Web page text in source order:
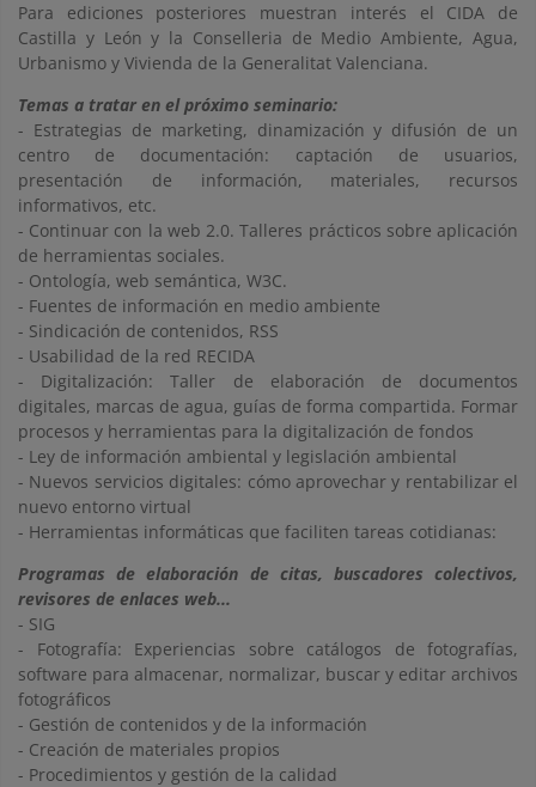
Para ediciones posteriores muestran interés el CIDA de
Castilla y León y la Conselleria de Medio Ambiente, Agua,
Urbanismo y Vivienda de la Generalitat Valenciana.
Temas a tratar en el próximo seminario:
- Estrategias de marketing, dinamización y difusión de un
centro de documentación: captación de usuarios,
presentación de información, materiales, recursos
informativos, etc.
- Continuar con la web 2.0. Talleres prácticos sobre aplicación
de herramientas sociales.
- Ontología, web semántica, W3C.
- Fuentes de información en medio ambiente
- Sindicación de contenidos, RSS
- Usabilidad de la red RECIDA
- Digitalización: Taller de elaboración de documentos
digitales, marcas de agua, guías de forma compartida. Formar
procesos y herramientas para la digitalización de fondos
- Ley de información ambiental y legislación ambiental
- Nuevos servicios digitales: cómo aprovechar y rentabilizar el
nuevo entorno virtual
- Herramientas informáticas que faciliten tareas cotidianas:
Programas de elaboración de citas, buscadores colectivos,
revisores de enlaces web...
- SIG
- Fotografía: Experiencias sobre catálogos de fotografías,
software para almacenar, normalizar, buscar y editar archivos
fotográficos
- Gestión de contenidos y de la información
- Creación de materiales propios
- Procedimientos y gestión de la calidad